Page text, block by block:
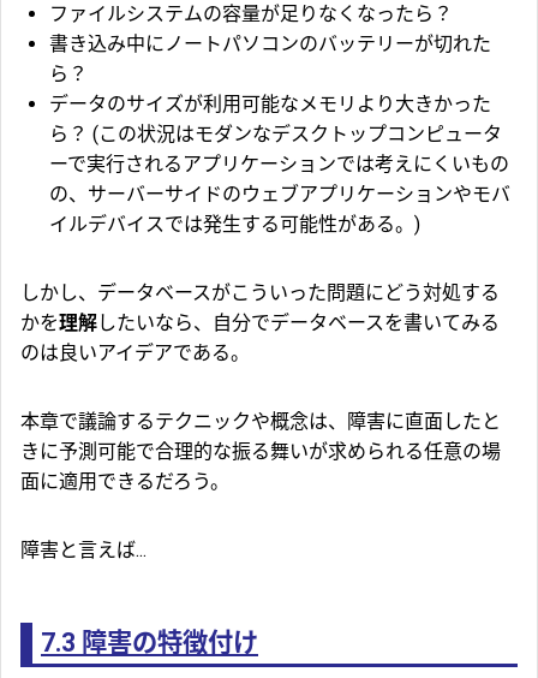
ファイルシステムの容量が足りなくなったら？
書き込み中にノートパソコンのバッテリーが切れた
ら？
データのサイズが利用可能なメモリより大きかった
ら？ (この状況はモダンなデスクトップコンピュータ
ーで実行されるアプリケーションでは考えにくいもの
の、サーバーサイドのウェブアプリケーションやモバ
イルデバイスでは発生する可能性がある。)
しかし、データベースがこういった問題にどう対処する
かを理解したいなら、自分でデータベースを書いてみる
のは良いアイデアである。
本章で議論するテクニックや概念は、障害に直面したと
きに予測可能で合理的な振る舞いが求められる任意の場
面に適用できるだろう。
障害と言えば...
7.3 障害の特徴付け